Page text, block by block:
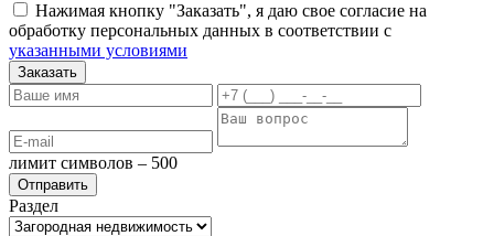
Нажимая кнопку "Заказать", я даю свое согласие на
обработку персональных данных в соответствии с
указанными условиями
Заказать
лимит символов – 500
Раздел